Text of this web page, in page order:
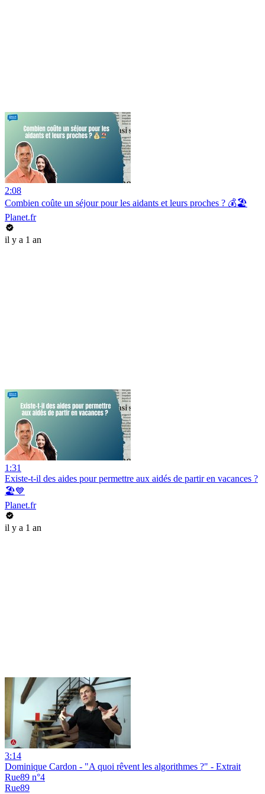
2:08
Combien coûte un séjour pour les aidants et leurs proches ? 💰🏖️
Planet.fr
il y a 1 an
1:31
Existe-t-il des aides pour permettre aux aidés de partir en vacances ?
🏖️💙
Planet.fr
il y a 1 an
3:14
Dominique Cardon - "A quoi rêvent les algorithmes ?" - Extrait
Rue89 n°4
Rue89